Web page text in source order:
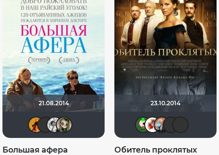
21.08.2014
wladslowe
Большая афера
23.10.2014
ХромЪ
Обитель проклятых